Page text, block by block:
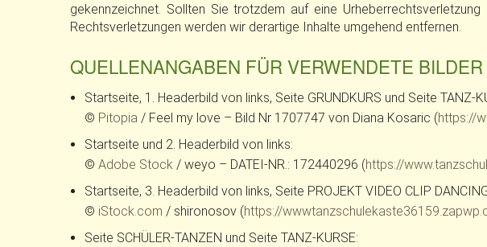
gekennzeichnet. Sollten Sie trotzdem auf eine
Rechtsverletzungen werden wir derartige Inhalte umgehend entfernen.
QUELLENANGABEN FÜR VERWENDETE
Startseite, 1. Headerbild von links, Seite GRUNDKURS und Seite TANZ-
© Pitopia / Feel my love – Bild Nr 1707747 von Diana Kosaric (https://
Startseite und 2. Headerbild von links:
© Adobe Stock/ weyo – DATEI-NR.: 172440296 (https://
Startseite, 3. Headerbild von links, Seite PROJEKT VIDEO CLIP
© iStock.com / shironosov (https://
Seite SCHÜLER-TANZEN und Seite TANZ-KURSE: